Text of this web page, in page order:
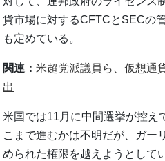
貨市場に対するCFTCとSECの
も定めている。
関連：米超党派議員ら、仮想通
出
米国では11月に中間選挙が控え
こまで進むかは不明だが、ガー
められた権限を越えようとして